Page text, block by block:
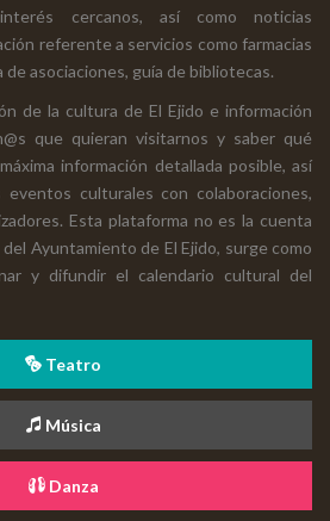
cercanos, así como noticias
referente a servicios como farmacias
de asociaciones, guía de bibliotecas.
de la cultura de El Ejido e información
que quieran visitarnos y saber qué
información detallada posible, así
culturales con colaboraciones,
Esta plataforma no es la cuenta
Ayuntamiento de El Ejido, surge como
y difundir el calendario cultural del
Teatro
Música
Danza